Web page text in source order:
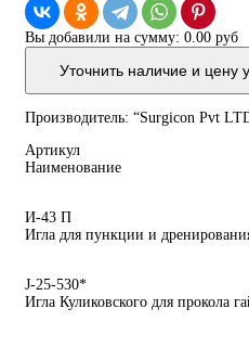
Вы добавили на сумму: 0.00 руб
Уточнить наличие и цену
Производитель: “Surgicon Pvt
Артикул
Наименование
И-43 П
Игла для пункции и
J-25-530*
Игла Куликовского для прокола